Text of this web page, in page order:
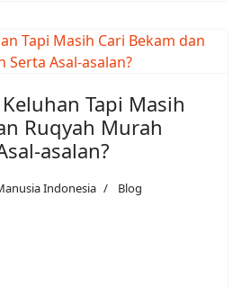
Tapi Masih
Ruqyah Murah
asalan?
Indonesia
Blog